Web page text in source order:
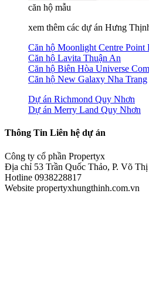
căn hộ mẫu
xem thêm các dự án Hưng
Căn hộ Moonlight Centre Point
Căn hộ Lavita Thuận An
Căn hộ Biên Hòa Universe
Căn hộ New Galaxy Nha Trang
Dự án Richmond Quy Nhơn
Dự án Merry Land Quy Nhơn
Thông Tin Liên hệ dự án
Công ty cổ phần Propertyx
Địa chỉ 53 Trần Quốc Thảo, P. Võ Thị
Hotline 0938228817
Website propertyxhungthinh.com.vn